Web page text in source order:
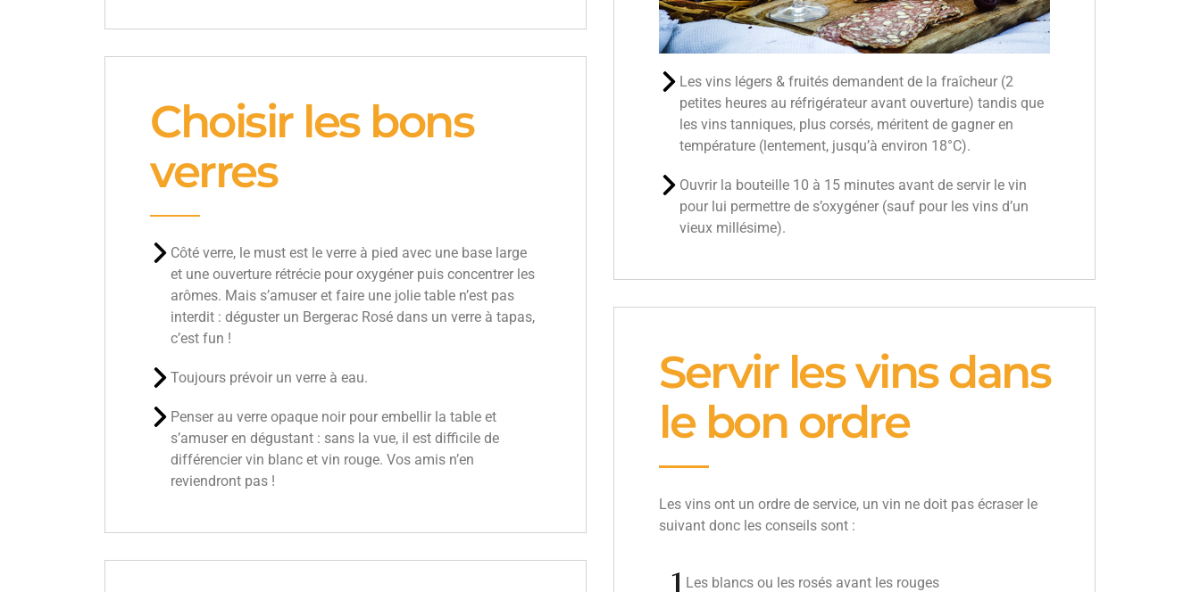
Choisir les bons
verres
Côté verre, le must est le verre à pied avec une base large
et une ouverture rétrécie pour oxygéner puis concentrer les
arômes. Mais s’amuser et faire une jolie table n’est pas
interdit : déguster un Bergerac Rosé dans un verre à tapas,
c’est fun !
Toujours prévoir un verre à eau.
Penser au verre opaque noir pour embellir la table et
s’amuser en dégustant : sans la vue, il est difficile de
différencier vin blanc et vin rouge. Vos amis n’en
reviendront pas !
Les vins légers & fruités demandent de la fraîcheur (2
petites heures au réfrigérateur avant ouverture) tandis que
les vins tanniques, plus corsés, méritent de gagner en
température (lentement, jusqu’à environ 18°C).
Ouvrir la bouteille 10 à 15 minutes avant de servir le vin
pour lui permettre de s’oxygéner (sauf pour les vins d’un
vieux millésime).
Servir les vins dans
le bon ordre
Les vins ont un ordre de service, un vin ne doit pas écraser le
suivant donc les conseils sont :
Les blancs ou les rosés avant les rouges